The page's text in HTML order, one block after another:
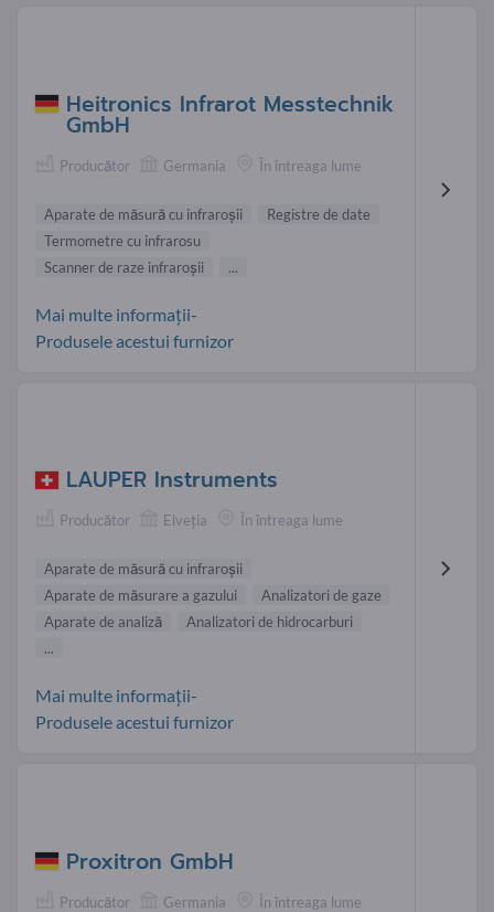
Heitronics Infrarot Messtechnik
GmbH
Producător Germania În întreaga lume
Aparate de măsură cu infraroşii
Registre de date
Termometre cu infrarosu
Scanner de raze infraroşii
...
Mai multe informații-
Produsele acestui furnizor
LAUPER Instruments
Producător Elveţia În întreaga lume
Aparate de măsură cu infraroşii
Aparate de măsurare a gazului
Analizatori de gaze
Aparate de analiză
Analizatori de hidrocarburi
...
Mai multe informații-
Produsele acestui furnizor
Proxitron GmbH
Producător Germania În întreaga lume